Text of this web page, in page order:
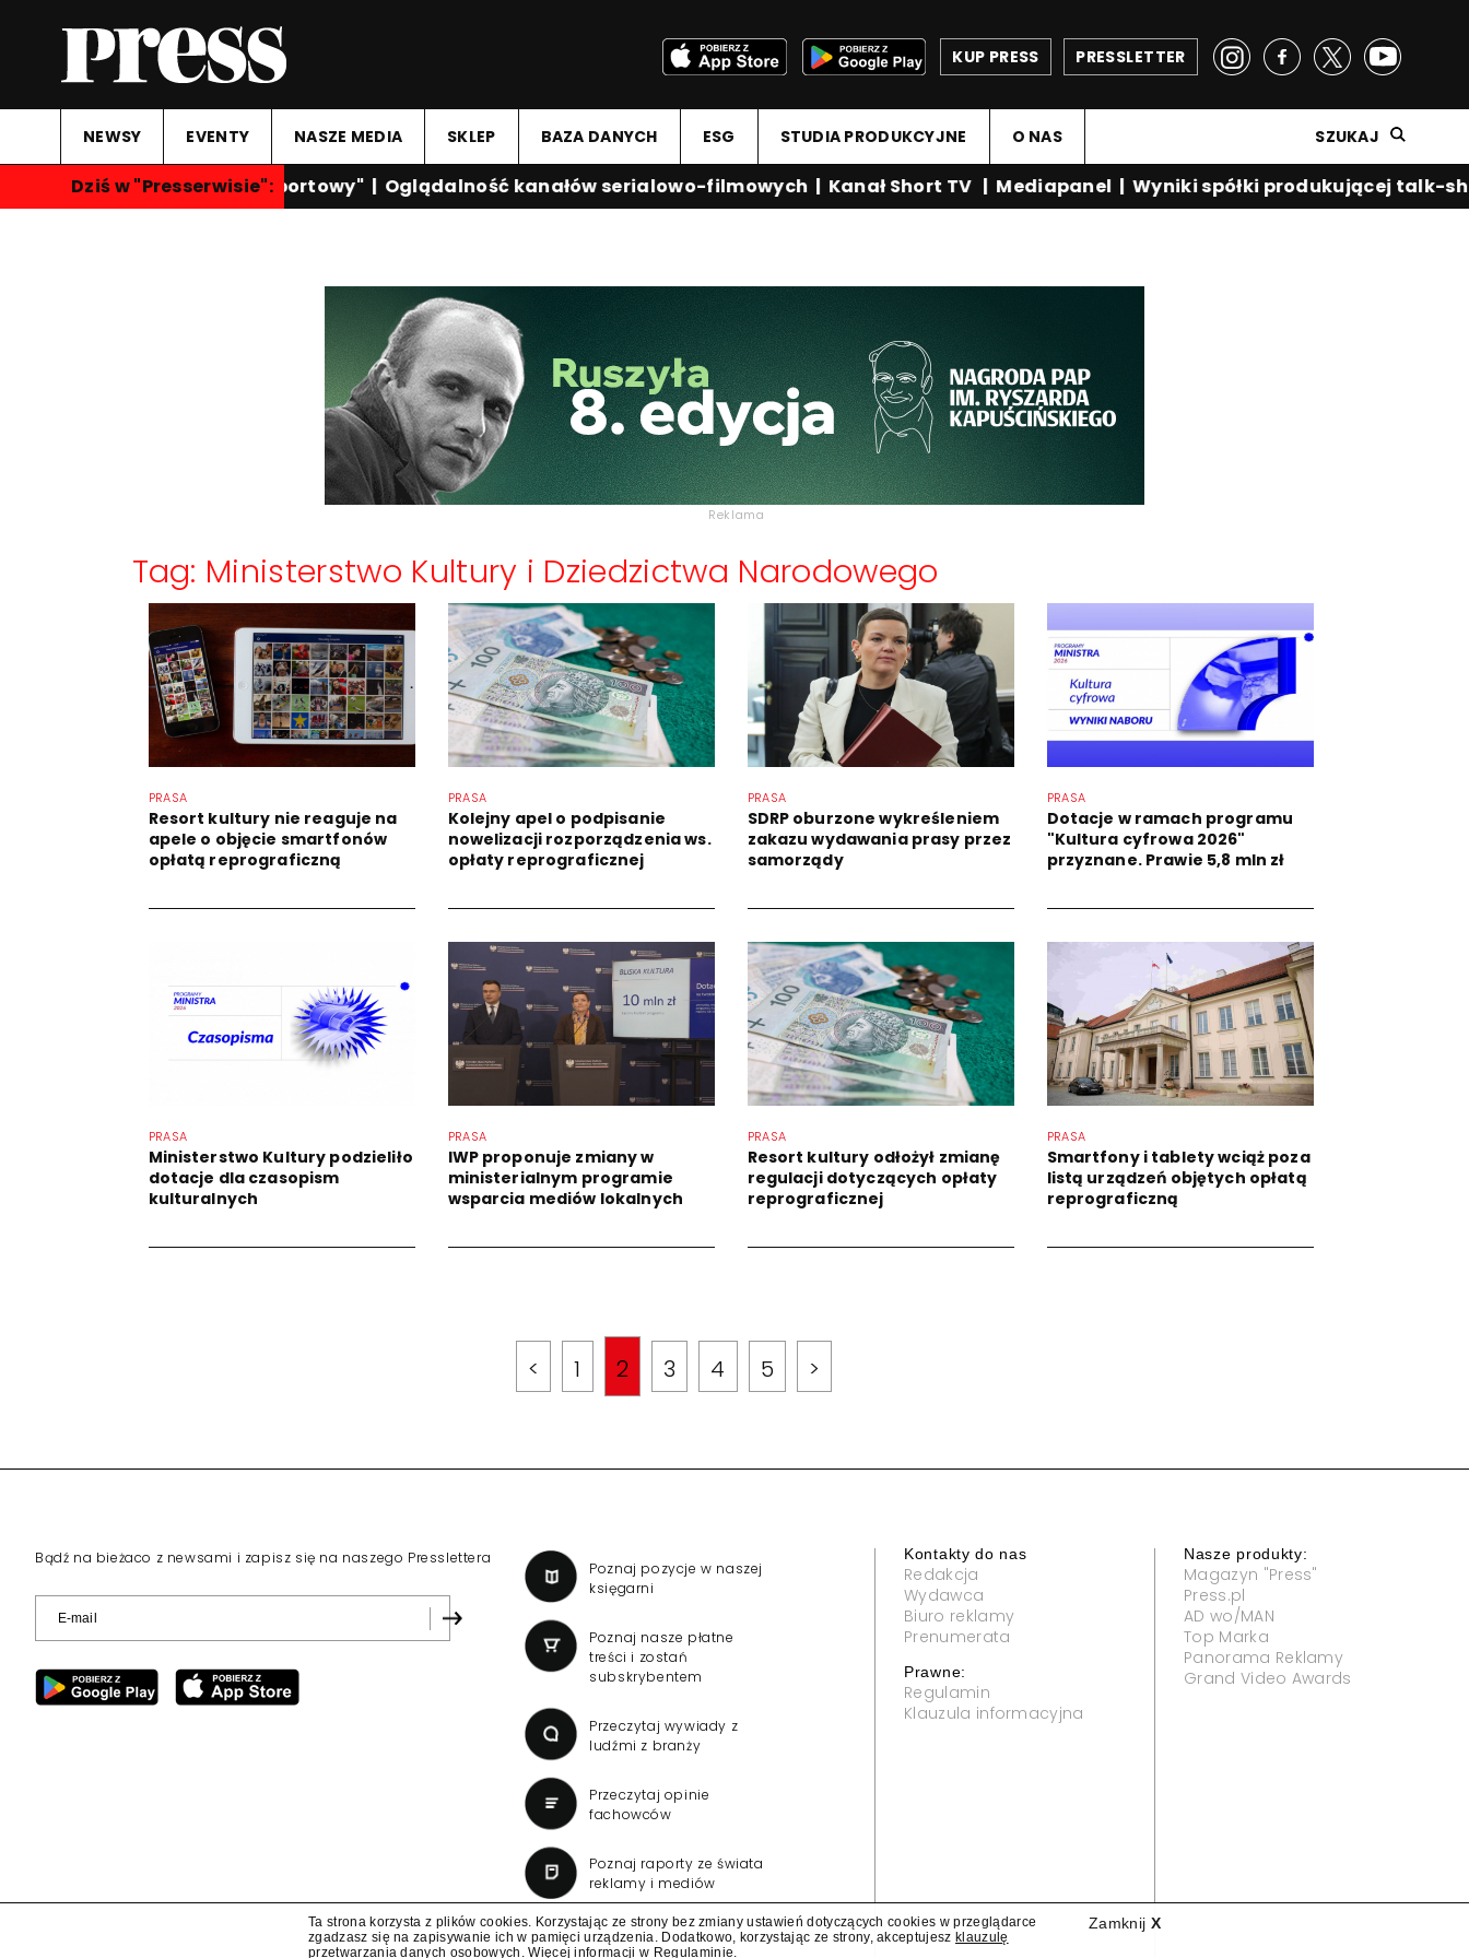
PRESSLETTER
KUP PRESS
NEWSY EVENTY NASZE MEDIA SKLEP BAZA DANYCH ESG STUDIA PRODUKCYJNE O NAS SZUKAJ
Dziś w "Presserwisie":
"Przegląd Sportowy"|Oglądalność kanałów serialowo-filmowych| Kanał Short TV | Mediapanel| Wyniki spółki produkującej talk-
Reklama
Tag: Ministerstwo Kultury i Dziedzictwa Narodowego
PRASA
Resort kultury nie reaguje na
apele o objęcie smartfonów
opłatą reprograficzną
PRASA
Kolejny apel o podpisanie
nowelizacji rozporządzenia ws.
opłaty reprograficznej
PRASA
SDRP oburzone wykreśleniem
zakazu wydawania prasy przez
samorządy
PRASA
Dotacje w ramach programu
"Kultura cyfrowa 2026"
przyznane. Prawie 5,8 mln zł
PRASA
Ministerstwo Kultury podzieliło
dotacje dla czasopism
kulturalnych
PRASA
IWP proponuje zmiany w
ministerialnym programie
wsparcia mediów lokalnych
PRASA
Resort kultury odłożył zmianę
regulacji dotyczących opłaty
reprograficznej
PRASA
Smartfony i tablety wciąż poza
listą urządzeń objętych opłatą
reprograficzną
< 1 2 3 4 5 >
Bądź na bieżaco z newsami i zapisz się na naszego Presslettera
Poznaj pozycje w naszej
księgarni
Poznaj nasze płatne
treści i zostań
subskrybentem
Przeczytaj wywiady z
ludźmi z branży
Przeczytaj opinie
fachowców
Poznaj raporty ze świata
reklamy i mediów
Kontakty do nas
Redakcja
Wydawca
Biuro reklamy
Prenumerata
Prawne:
Regulamin
Klauzula informacyjna
Nasze produkty:
Magazyn "Press"
Press.pl
AD wo/MAN
Top Marka
Panorama Reklamy
Grand Video Awards
Zamknij X
Ta strona korzysta z plików cookies. Korzystając ze strony bez zmiany ustawień dotyczących cookies w przeglądarce
zgadzasz się na zapisywanie ich w pamięci urządzenia. Dodatkowo, korzystając ze strony, akceptujesz klauzulę
przetwarzania danych osobowych . Więcej informacji w Regulaminie.